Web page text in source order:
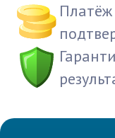
Платёж